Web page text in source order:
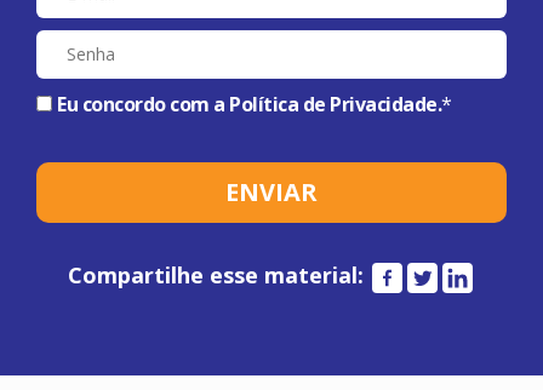
Eu concordo com a Política de Privacidade.*
Compartilhe esse material: